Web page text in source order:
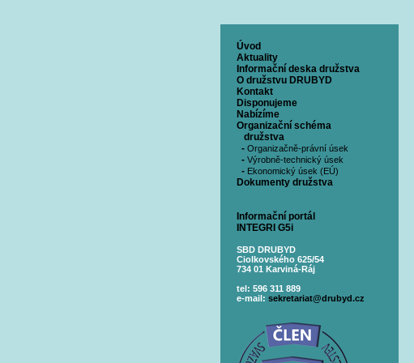
Úvod
Aktuality
Informační deska družstva
O družstvu DRUBYD
Kontakt
Disponujeme
Nabízíme
Organizační schéma
družstva
- Organizačně-právní úsek
- Výrobně-technický úsek
- Ekonomický úsek (EÚ)
Dokumenty družstva
Informační portál
INTEGRI G5i
SBD DRUBYD
Ciolkovského 625/54
734 01 Karviná-Ráj
tel: 596 311 889
e-mail: sekretariat@drubyd.cz